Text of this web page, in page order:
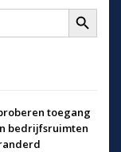
Zoekknop
toegang
bedrijfsruimten